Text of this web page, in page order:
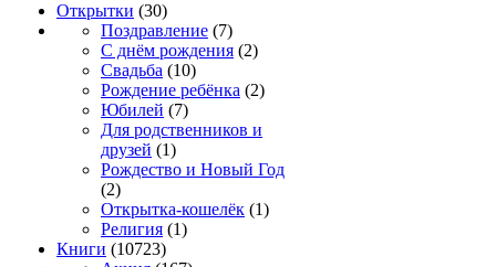
Открытки (30)
Поздравление (7)
С днём рождения (2)
Свадьба (10)
Рождение ребёнка (2)
Юбилей (7)
Для родственников и
друзей (1)
Рождество и Новый Год
(2)
Открытка-кошелёк (1)
Религия (1)
Книги (10723)